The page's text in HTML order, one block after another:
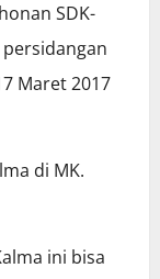
SDK-
persidangan
Maret 2017
di MK.
ini bisa